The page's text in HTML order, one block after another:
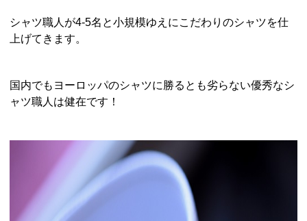
シャツ職人が4-5名と小規模ゆえにこだわりのシャツを仕
上げてきます。
国内でもヨーロッパのシャツに勝るとも劣らない優秀なシ
ャツ職人は健在です！